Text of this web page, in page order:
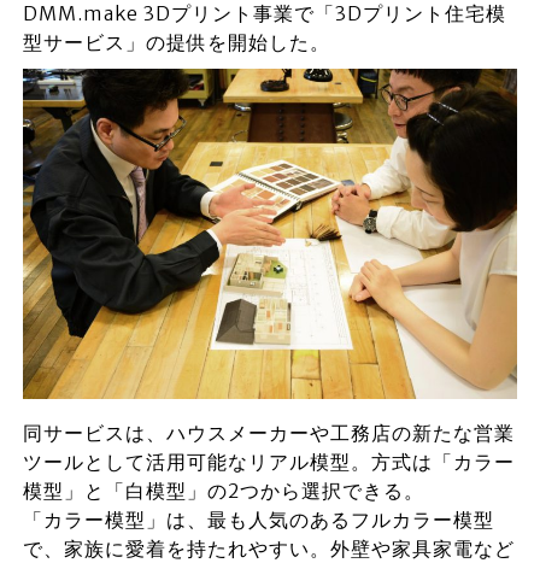
DMM.make 3Dプリント事業で「3Dプリント住宅模
型サービス」の提供を開始した。
同サービスは、ハウスメーカーや工務店の新たな営業
ツールとして活用可能なリアル模型。方式は「カラー
模型」と「白模型」の2つから選択できる。
「カラー模型」は、最も人気のあるフルカラー模型
で、家族に愛着を持たれやすい。外壁や家具家電など